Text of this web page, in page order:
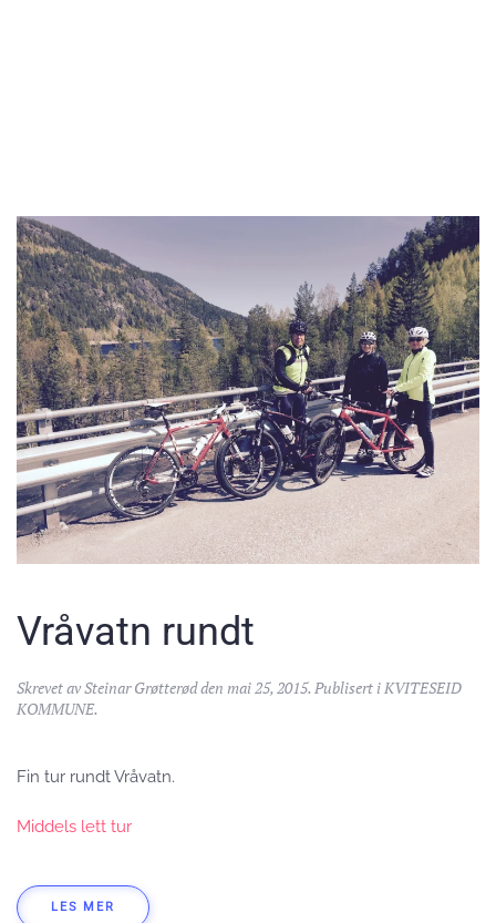
Vråvatn rundt
Skrevet avSteinar Grøtterødden mai 25, 2015. Publisert i KVITESEID
KOMMUNE.
Fin tur rundt Vråvatn.
Middels lett tur
LES MER